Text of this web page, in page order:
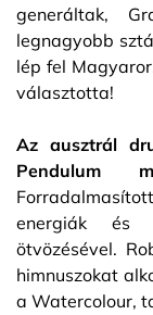
generáltak,
legnagyobb
lép fel
választotta!
Az ausztrál
Pendulum
energiák és
ötvözésével.
himnuszokat
a Watercolour,